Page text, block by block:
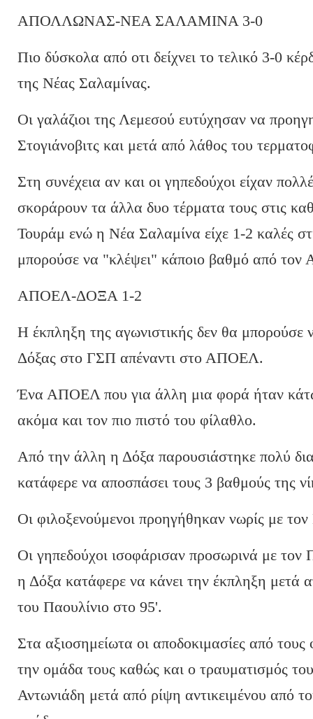
ΑΠΟΛΛΩΝΑΣ-ΝΕΑ ΣΑΛΑΜΙΝΑ 3-0
Πιο δύσκολα από οτι δείχνει το τελικό 3-0
της Νέας Σαλαμίνας.
Οι γαλάζιοι της Λεμεσού ευτύχησαν να
Στογιάνοβιτς και μετά από λάθος του
Στη συνέχεια αν και οι γηπεδούχοι είχαν
σκοράρουν τα άλλα δυο τέρματα τους στις
Τουράμ ενώ η Νέα Σαλαμίνα είχε 1-2 καλές
μπορούσε να "κλέψει" κάποιο βαθμό από τον
ΑΠΟΕΛ-ΔΟΞΑ 1-2
Η έκπληξη της αγωνιστικής δεν θα μπορούσε
Δόξας στο ΓΣΠ απέναντι στο ΑΠΟΕΛ.
Ένα ΑΠΟΕΛ που για άλλη μια φορά ήταν
ακόμα και τον πιο πιστό του φίλαθλο.
Από την άλλη η Δόξα παρουσιάστηκε πολύ
κατάφερε να αποσπάσει τους 3 βαθμούς της
Οι φιλοξενούμενοι προηγήθηκαν νωρίς με
Οι γηπεδούχοι ισοφάρισαν προσωρινά με
η Δόξα κατάφερε να κάνει την έκπληξη μετά
του Παουλίνιο στο 95'.
Στα αξιοσημείωτα οι αποδοκιμασίες από
την ομάδα τους καθώς και ο τραυματισμός
Αντωνιάδη μετά από ρίψη αντικειμένου από